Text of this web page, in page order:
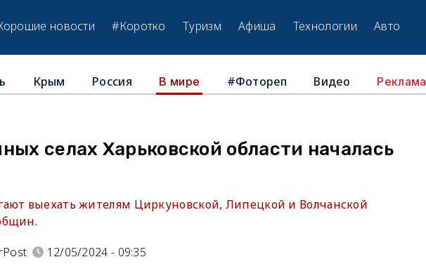
новости #Коротко Туризм Афиша Технологии Авто
Крым Россия В мире #Фотореп Видео Реклама
селах Харьковской области началась
выехать жителям Циркуновской, Липецкой и Волчанской
12/05/2024 - 09:35